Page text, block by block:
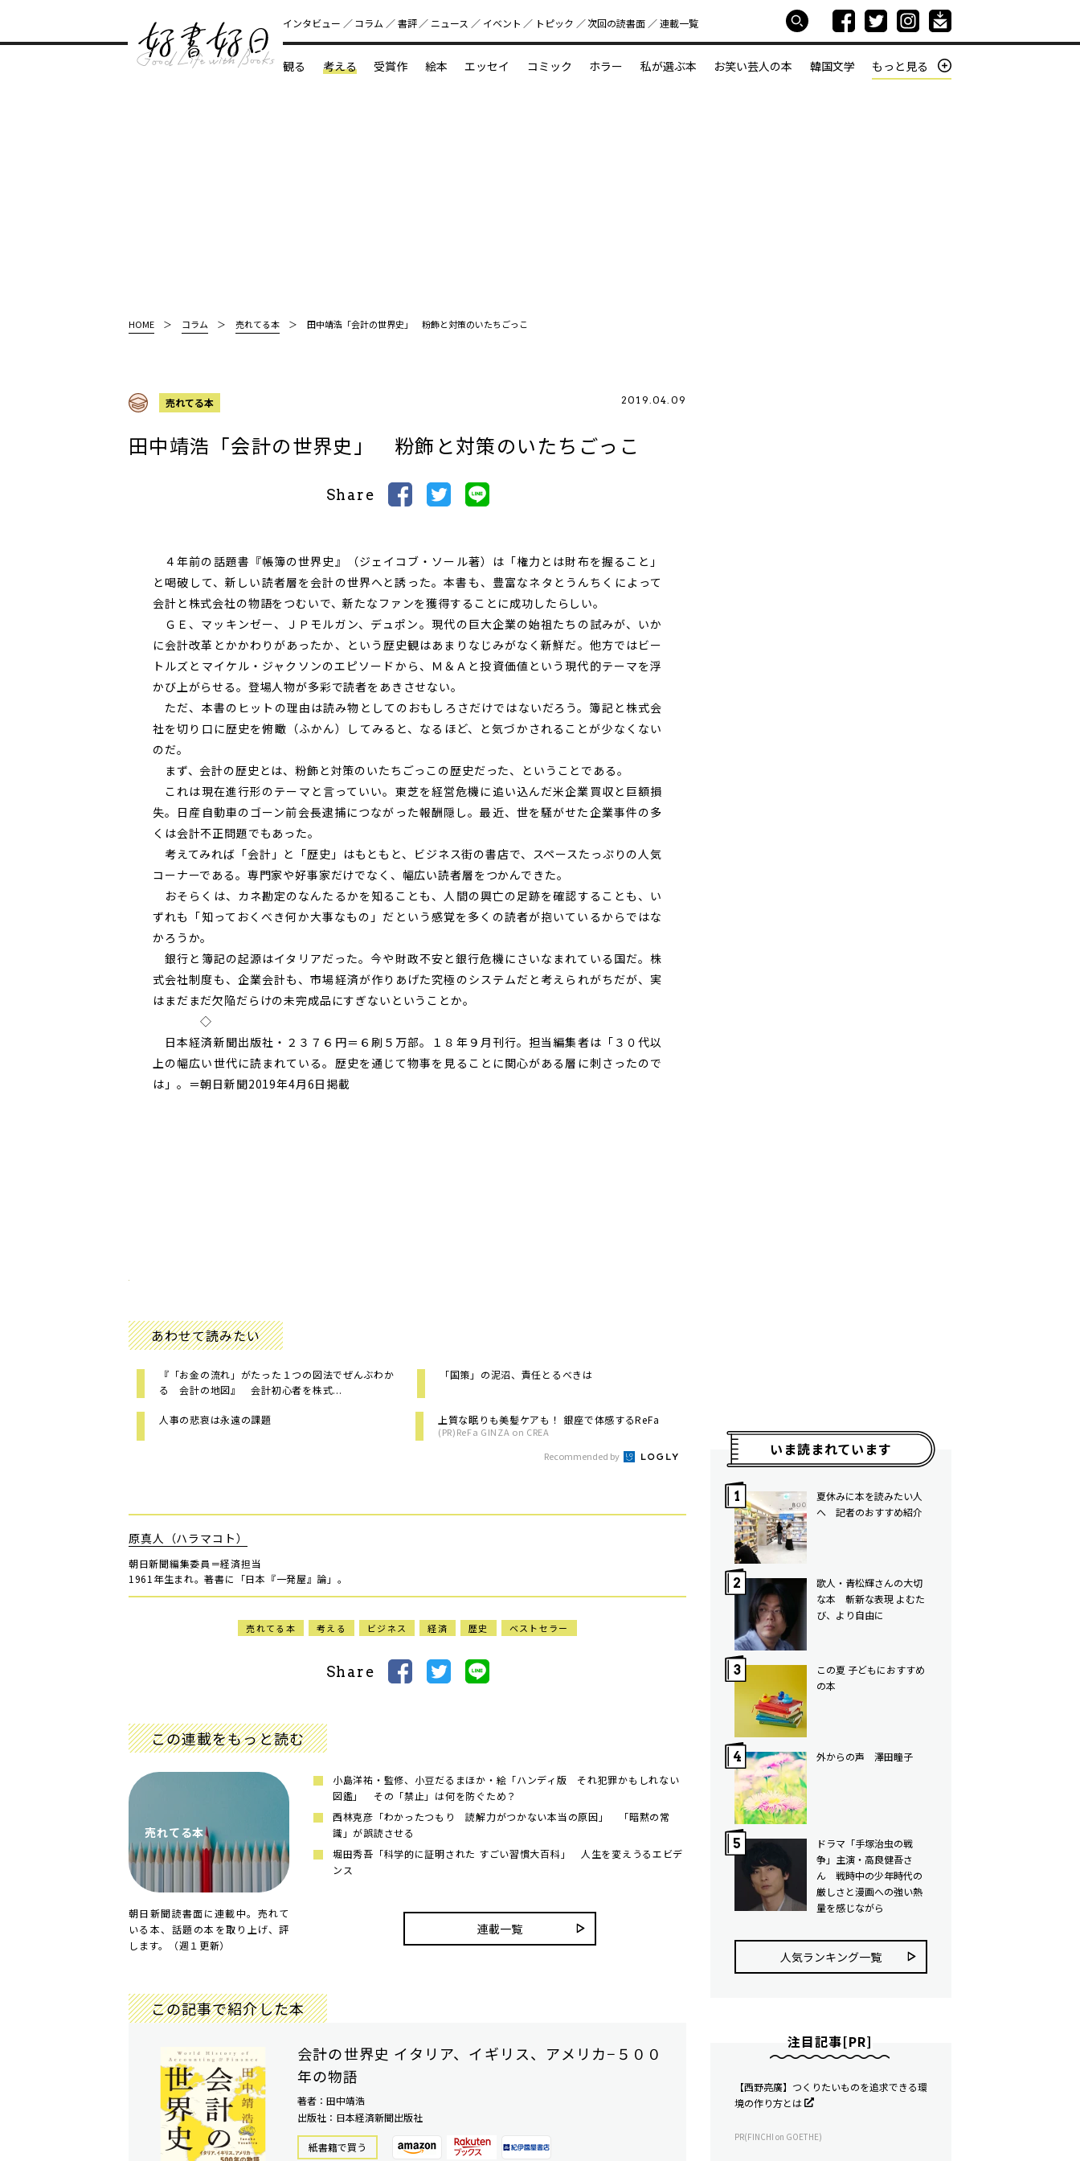
好書好日
インタビュー コラム 書評 ニュース イベント トピック 次回の読書⾯ 連載一覧
観る 考える 受賞作 絵本 エッセイ コミック ホラー 私が選ぶ本 お笑い芸人の本 韓国文学 もっと見る
HOME コラム 売れてる本 田中靖浩「会計の世界史」 粉飾と対策のいたちごっこ
売れてる本 2019.04.09
田中靖浩「会計の世界史」 粉飾と対策のいたちごっこ
Share
４年前の話題書『帳簿の世界史』（ジェイコブ・ソール著）は「権力とは財布を握ること」
と喝破して、新しい読者層を会計の世界へと誘った。本書も、豊富なネタとうんちくによって
会計と株式会社の物語をつむいで、新たなファンを獲得することに成功したらしい。
ＧＥ、マッキンゼー、ＪＰモルガン、デュポン――。現代の巨大企業の始祖たちの試みが、いか
に会計改革とかかわりがあったか、という歴史観はあまりなじみがなく新鮮だ。他方ではビー
トルズとマイケル・ジャクソンのエピソードから、Ｍ＆Ａと投資価値という現代的テーマを浮
かび上がらせる。登場人物が多彩で読者をあきさせない。
ただ、本書のヒットの理由は読み物としてのおもしろさだけではないだろう。簿記と株式会
社を切り口に歴史を俯瞰（ふかん）してみると、なるほど、と気づかされることが少なくない
のだ。
まず、会計の歴史とは、粉飾と対策のいたちごっこの歴史だった、ということである。
これは現在進行形のテーマと言っていい。東芝を経営危機に追い込んだ米企業買収と巨額損
失。日産自動車のゴーン前会長逮捕につながった報酬隠し。最近、世を騒がせた企業事件の多
くは会計不正問題でもあった。
考えてみれば「会計」と「歴史」はもともと、ビジネス街の書店で、スペースたっぷりの人気
コーナーである。専門家や好事家だけでなく、幅広い読者層をつかんできた。
おそらくは、カネ勘定のなんたるかを知ることも、人間の興亡の足跡を確認することも、い
ずれも「知っておくべき何か大事なもの」だという感覚を多くの読者が抱いているからではな
かろうか。
銀行と簿記の起源はイタリアだった。今や財政不安と銀行危機にさいなまれている国だ。株
式会社制度も、企業会計も、市場経済が作りあげた究極のシステムだと考えられがちだが、実
はまだまだ欠陥だらけの未完成品にすぎないということか。
◇
日本経済新聞出版社・２３７６円＝６刷５万部。１８年９月刊行。担当編集者は「３０代以
上の幅広い世代に読まれている。歴史を通じて物事を見ることに関心がある層に刺さったので
は」。＝朝日新聞2019年4月6日掲載
あわせて読みたい
『「お金の流れ」がたった１つの図法でぜんぶわか
る 会計の地図』 会計初心者を株式...
「国策」の泥沼、責任とるべきは
人事の悲哀は永遠の課題 上質な眠りも美髪ケアも！ 銀座で体感するReFa
(PR)ReFa GINZA on CREA
Recommended by
原真人（ハラマコト）
朝日新聞編集委員＝経済担当
1961年生まれ。著書に「日本『一発屋』論」。
売れてる本 考える ビジネス 経済 歴史 ベストセラー
Share
この連載をもっと読む
売れてる本
朝日新聞読書面に連載中。売れて
いる本、話題の本を取り上げ、評
します。（週１更新）
小島洋祐・監修、小豆だるまほか・絵「ハンディ版 それ犯罪かもしれない
図鑑」 その「禁止」は何を防ぐため？
西林克彦「わかったつもり 読解力がつかない本当の原因」 「暗黙の常
識」が誤読させる
堀田秀吾「科学的に証明された すごい習慣大百科」 人生を変えうるエビデ
ンス
連載一覧
この記事で紹介した本
会計の世界史 イタリア、イギリス、アメリカ−５００
年の物語
著者：田中靖浩
出版社：日本経済新聞出版社
紙書籍で買う
いま読まれています
夏休みに本を読みたい人
へ 記者のおすすめ紹介
歌人・青松輝さんの大切
な本 斬新な表現 よむた
び、より自由に
この夏 子どもにおすすめ
の本
外からの声 澤田瞳子
ドラマ「手塚治虫の戦
争」主演・高良健吾さ
ん 戦時中の少年時代の
厳しさと漫画への強い熱
量を感じながら
人気ランキング⼀覧
注目記事[PR]
【西野亮廣】つくりたいものを追求できる環
境の作り方とは
PR(FINCHI on GOETHE)